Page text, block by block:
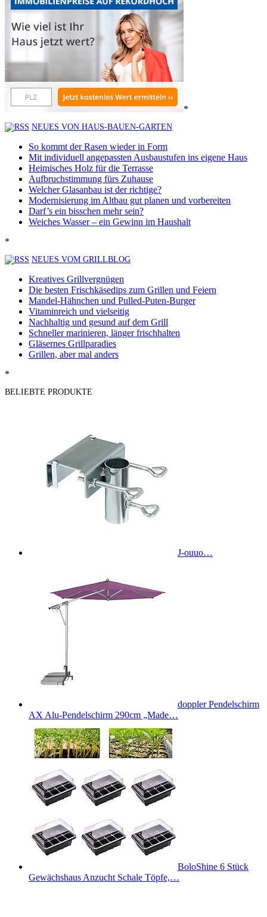
*
NEUES VON HAUS-BAUEN-GARTEN
So kommt der Rasen wieder in Form
Mit individuell angepassten Ausbaustufen ins eigene Haus
Heimisches Holz für die Terrasse
Aufbruchstimmung fürs Zuhause
Welcher Glasanbau ist der richtige?
Modernisierung im Altbau gut planen und vorbereiten
Darf’s ein bisschen mehr sein?
Weiches Wasser – ein Gewinn im Haushalt
*
NEUES VOM GRILLBLOG
Kreatives Grillvergnügen
Die besten Frischkäsedips zum Grillen und Feiern
Mandel-Hähnchen und Pulled-Puten-Burger
Vitaminreich und vielseitig
Nachhaltig und gesund auf dem Grill
Schneller marinieren, länger frischhalten
Gläsernes Grillparadies
Grillen, aber mal anders
*
BELIEBTE PRODUKTE
J-ouuo…
doppler Pendelschirm
AX Alu-Pendelschirm 290cm „Made…
BoloShine 6 Stück
Gewächshaus Anzucht Schale Töpfe,…